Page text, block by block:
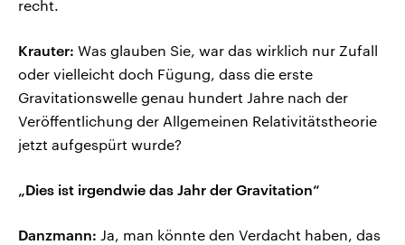
recht.
Krauter: Was glauben Sie, war das wirklich nur Zufall
oder vielleicht doch Fügung, dass die erste
Gravitationswelle genau hundert Jahre nach der
Veröffentlichung der Allgemeinen Relativitätstheorie
jetzt aufgespürt wurde?
„Dies ist irgendwie das Jahr der Gravitation“
Danzmann: Ja, man könnte den Verdacht haben, das